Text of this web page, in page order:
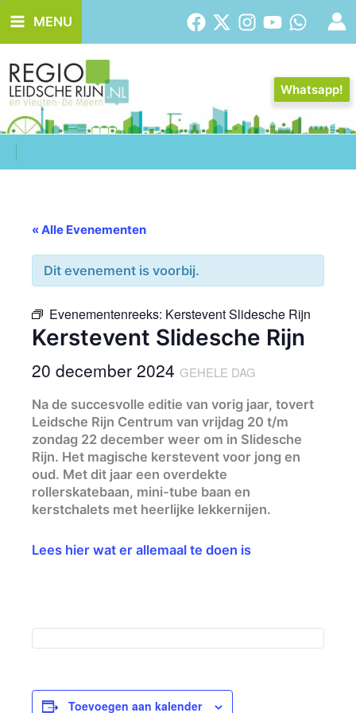
naar
de
inhoud
MENU
Whatsapp!
« Alle Evenementen
Dit evenement is voorbij.
Evenementenreeks: Kerstevent Slidesche Rijn
Kerstevent Slidesche Rijn
20 december 2024 GEHELE DAG
Na de succesvolle editie van vorig jaar, tovert
Leidsche Rijn Centrum van vrijdag 20 t/m
zondag 22 december weer om in Slidesche
Rijn. Het magische kerstevent voor jong en
oud. Met dit jaar een overdekte
rollerskatebaan, mini-tube baan en
kerstchalets met heerlijke lekkernijen.
Lees hier wat er allemaal te doen is
Toevoegen aan kalender